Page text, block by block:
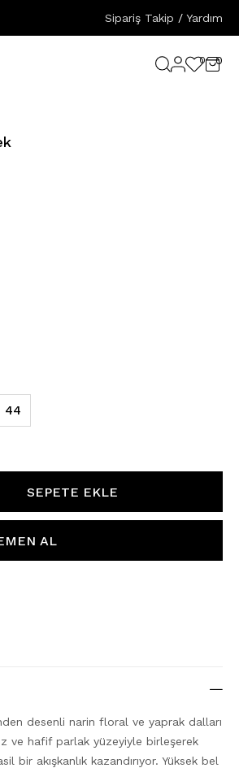
Sipariş Takip / Yardım
0 0
44
desenli narin floral ve yaprak dalları
ve hafif parlak yüzeyiyle birleşerek
bir akışkanlık kazandırıyor. Yüksek bel